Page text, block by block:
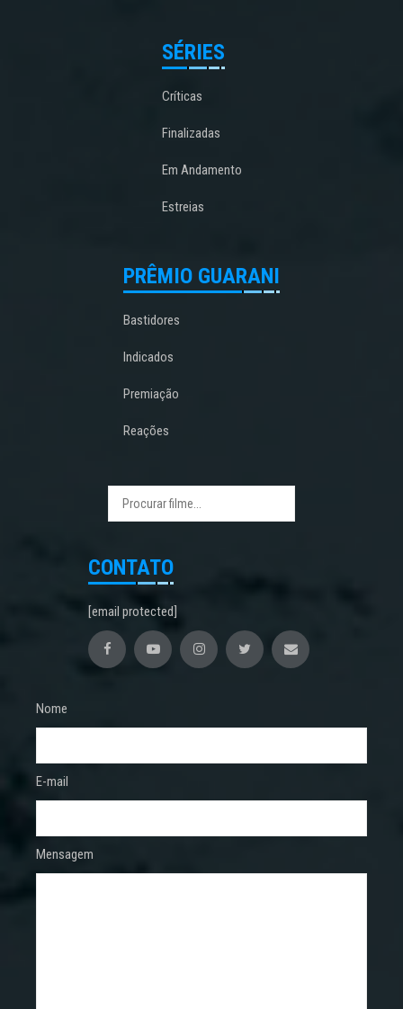
SÉRIES
Críticas
Finalizadas
Em Andamento
Estreias
PRÊMIO GUARANI
Bastidores
Indicados
Premiação
Reações
CONTATO
[email protected]
Nome
E-mail
Mensagem